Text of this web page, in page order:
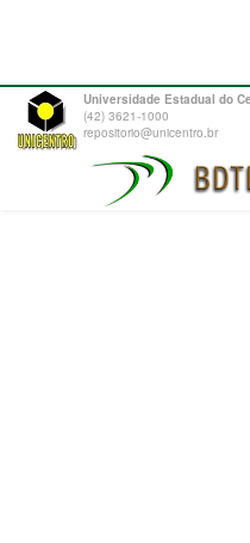
Universidade Estadual do
(42) 3621-1000
repositorio@unicentro.br